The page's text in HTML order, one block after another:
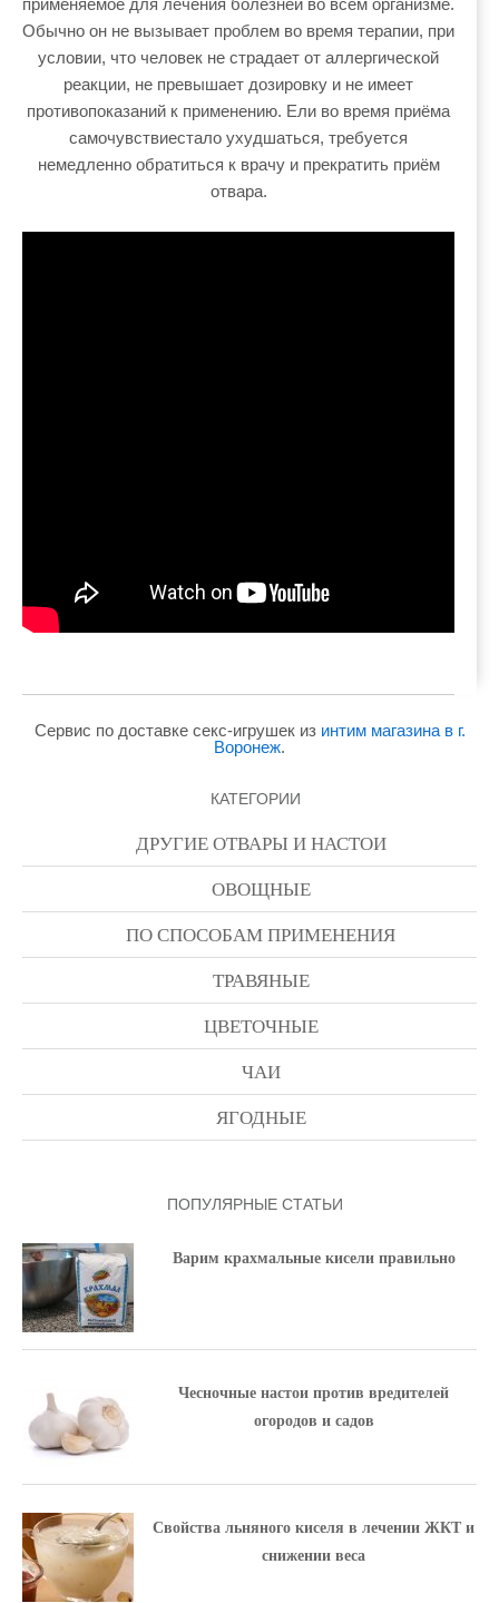
Обычно он не вызывает проблем во время терапии, при
условии, что человек не страдает от аллергической
реакции, не превышает дозировку и не имеет
противопоказаний к применению. Ели во время приёма
самочувствиестало ухудшаться, требуется
немедленно обратиться к врачу и прекратить приём
отвара.
Сервис по доставке секс-игрушек из интим магазина в г.
Воронеж.
КАТЕГОРИИ
ДРУГИЕ ОТВАРЫ И НАСТОИ
ОВОЩНЫЕ
ПО СПОСОБАМ ПРИМЕНЕНИЯ
ТРАВЯНЫЕ
ЦВЕТОЧНЫЕ
ЧАИ
ЯГОДНЫЕ
ПОПУЛЯРНЫЕ СТАТЬИ
Варим крахмальные кисели правильно
Чесночные настои против вредителей
огородов и садов
Свойства льняного киселя в лечении ЖКТ и
снижении веса